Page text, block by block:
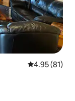
Calificación
4.95 (81)